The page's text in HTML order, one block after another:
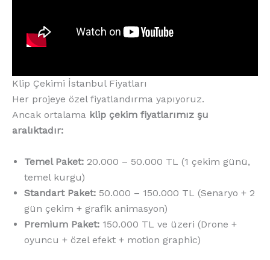
Klip Çekimi İstanbul Fiyatları
Her projeye özel fiyatlandırma yapıyoruz.
Ancak ortalama klip çekim fiyatlarımız şu
aralıktadır:
Temel Paket: 20.000 – 50.000 TL (1 çekim günü,
temel kurgu)
Standart Paket: 50.000 – 150.000 TL (Senaryo + 2
gün çekim + grafik animasyon)
Premium Paket: 150.000 TL ve üzeri (Drone +
oyuncu + özel efekt + motion graphic)